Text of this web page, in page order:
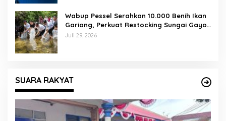
Wabup Pessel Serahkan 10.000 Benih Ikan
Gariang, Perkuat Restocking Sungai Gayo
demi Kelestarian Perairan
Juli 29, 2026
SUARA RAKYAT